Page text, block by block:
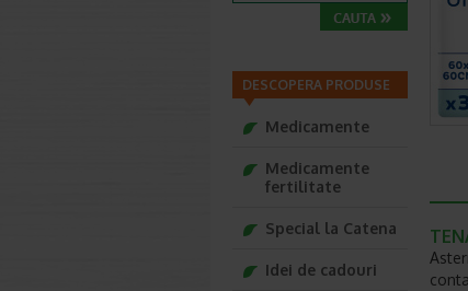
DESCOPERA PRODUSE
Medicamente
Medicamente
fertilitate
Special la Catena
Idei de cadouri